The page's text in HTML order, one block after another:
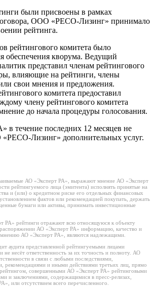
были присвоены в рамках
ООО «РЕСО-Лизинг» принимало
рейтинга.
рейтингового комитета было
обеспечения кворума. Ведущий
представил членам рейтингового
влияющие на рейтинги, члены
свои мнения и предложения.
комитета предоставил
члену рейтингового комитета
до начала процедуры голосования.
в течение последних 12 месяцев не
Лизинг» дополнительных услуг.
АО «Эксперт РА», выражают мнение АО «Эксперт
рейтингуемого лица (эмитента) исполнять принятые на
и (или) о кредитном риске его отдельных финансовых
фактов или рекомендацией покупать, держать
бумаги или активы, принимать инвестиционные
РА» рейтинги отражают всю относящуюся к объекту
АО «Эксперт РА» информацию, качество и
мнению АО «Эксперт РА», являются надлежащими.
аудита представленной рейтингуемыми лицами
несёт ответственность за их точность и полноту. АО
в связи с любыми последствиями,
рекомендациями и иными действиями третьих лиц, прямо
рейтингом, совершенными АО «Эксперт РА» рейтинговыми
и заключениями, содержащимися в пресс-релизах,
или отсутствием всего перечисленного.